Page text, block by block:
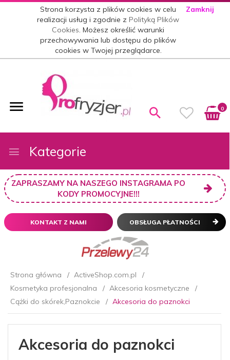
Strona korzysta z plików cookies w celu
realizacji usług i zgodnie zPolityką Plików
Cookies. Możesz określić warunki
przechowywania lub dostępu do plików
cookies w Twojej przeglądarce.
Zamknij
0
Kategorie
ZAPRASZAMY NA NASZEGO INSTAGRAMA PO
KODY PROMOCYJNE!!!
KONTAKT Z NAMI OBSŁUGA PŁATNOŚCI
Strona główna
ActiveShop.com.pl
Kosmetyka profesjonalna
Akcesoria kosmetyczne
Cążki do skórek,Paznokcie
Akcesoria do paznokci
Akcesoria do paznokci